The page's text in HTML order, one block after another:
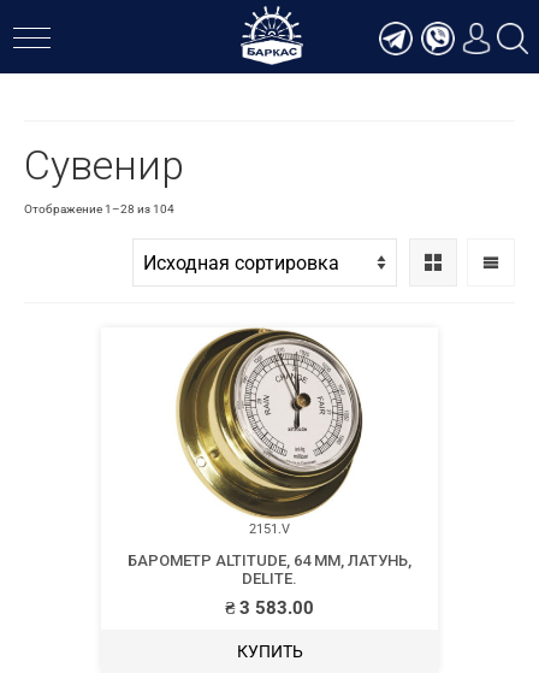
Сувенир
Отображение 1–28 из 104
2151.V
БАРОМЕТР ALTITUDE, 64 ММ, ЛАТУНЬ,
DELITE.
₴3 583.00
КУПИТЬ